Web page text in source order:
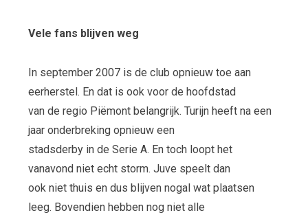
Vele fans blijven weg
In september 2007 is de club opnieuw toe aan
eerherstel. En dat is ook voor de hoofdstad
van de regio Piëmont belangrijk. Turijn heeft na een
jaar onderbreking opnieuw een
stadsderby in de Serie A. En toch loopt het
vanavond niet echt storm. Juve speelt dan
ook niet thuis en dus blijven nogal wat plaatsen
leeg. Bovendien hebben nog niet alle